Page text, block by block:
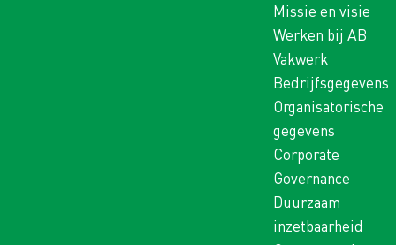
Missie en visie
Werken bij AB
Vakwerk
Bedrijfsgegevens
Organisatorische
gegevens
Corporate
Governance
Duurzaam
inzetbaarheid